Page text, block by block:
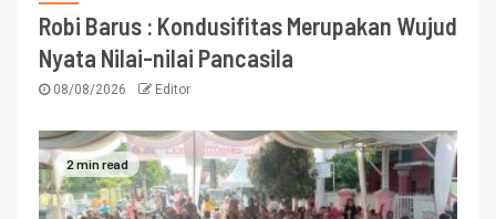
Robi Barus : Kondusifitas Merupakan Wujud
Nyata Nilai-nilai Pancasila
08/08/2026 Editor
2 min read